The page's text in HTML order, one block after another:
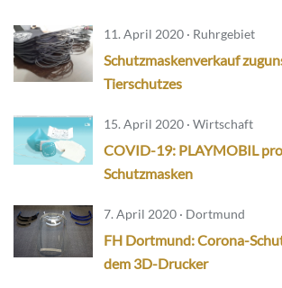
11. April 2020 · Ruhrgebiet
Schutzmaskenverkauf
Tierschutzes
15. April 2020 · Wirtschaft
COVID-19: PLAYMOBIL
Schutzmasken
7. April 2020 · Dortmund
FH Dortmund: Corona-
dem 3D-Drucker